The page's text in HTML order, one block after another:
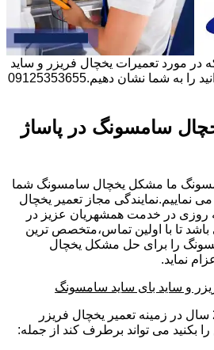
در مورد تعمیرات یخچال فریزر و ساید
بای ساید سامسونگ باید بدانید را به شما نشان دهیم.09125353655
سامسونگ در پاساژ
ما مشکل یخچال سامسونگ شما
نماییم.نمایندگی مجاز تعمیر یخچال
در خدمت همشهریان عزیز در
تا با اولین تماس،متخصص ترین
را برای حل مشکل یخچال
نماید.
و ساید بای ساید سامسونگ
پاساژ طلاچیان با سابقه 25 سال در زمینه تعمیر یخچال فریزر
می تواند برطرف کند از جمله: